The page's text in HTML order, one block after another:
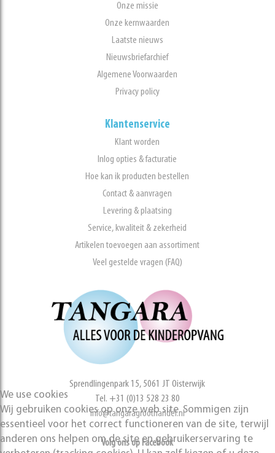
Onze missie
Onze kernwaarden
Laatste nieuws
Nieuwsbriefarchief
Algemene Voorwaarden
Privacy policy
Klantenservice
Klant worden
Inlog opties & facturatie
Hoe kan ik producten bestellen
Contact & aanvragen
Levering & plaatsing
Service, kwaliteit & zekerheid
Artikelen toevoegen aan assortiment
Veel gestelde vragen (FAQ)
Sprendlingenpark 15, 5061 JT Oisterwijk
Tel. +31 (0)13 528 23 80
info@tangaragroothandel.nl
Volg ons op Facebook
We use cookies
Wij gebruiken cookies op onze web site. Sommigen zijn
essentieel voor het correct functioneren van de site, terwijl
anderen ons helpen om de site en gebruikerservaring te